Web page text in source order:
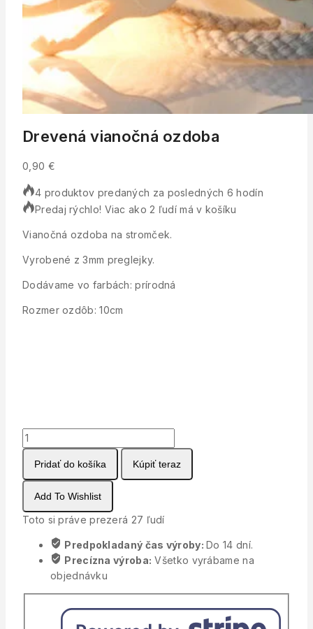
Drevená vianočná ozdoba
0,90 €
4 produktov predaných za posledných 6 hodín
Predaj rýchlo! Viac ako 2 ľudí má v košíku
Vianočná ozdoba na stromček.
Vyrobené z 3mm preglejky.
Dodávame vo farbách: prírodná
Rozmer ozdôb: 10cm
množstvo
Drevená
vianočná
ozdoba
Pridať do košíka Kúpiť teraz
Add To Wishlist
Toto si práve prezerá 27 ľudí
Predpokladaný čas výroby:Do 14 dní.
Precízna výroba: Všetko vyrábame na
objednávku